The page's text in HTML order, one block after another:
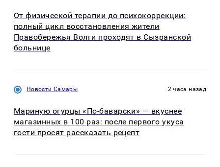
От физической терапии до психокоррекции:
полный цикл восстановления жители
Правобережья Волги проходят в Сызранской
больнице
Новости Самары 2 часа назад
Мариную огурцы «По-баварски» — вкуснее
магазинных в 100 раз: после первого укуса
гости просят рассказать рецепт